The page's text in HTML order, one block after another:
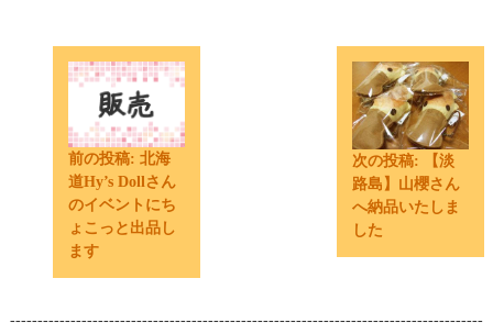
前の投稿: 北海
道Hy’s Dollさん
のイベントにち
ょこっと出品し
ます
次の投稿:
【淡
路島】山櫻さん
へ納品いたしま
した
--------------------------------------------------------------------------------------